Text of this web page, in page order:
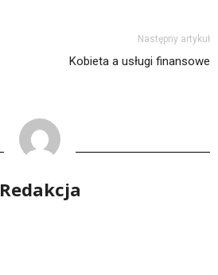
Następny artykuł
Kobieta a usługi finansowe
Redakcja